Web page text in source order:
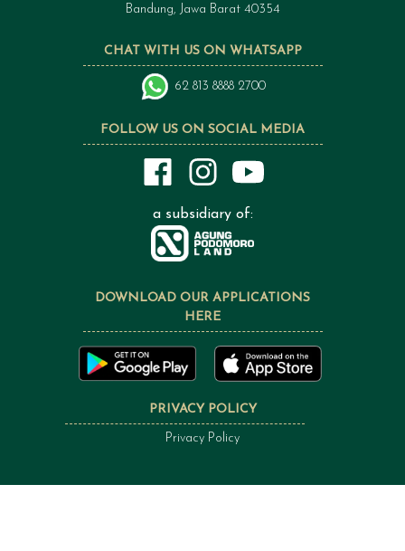
FOLLOW US ON SOCIAL MEDIA
a subsidiary of:
CHAT WITH US ON WHATSAPP
62 813 8888 2700
DOWNLOAD OUR APPLICATIONS
HERE
PRIVACY POLICY
Privacy Policy
Bandung, Jawa Barat 40354